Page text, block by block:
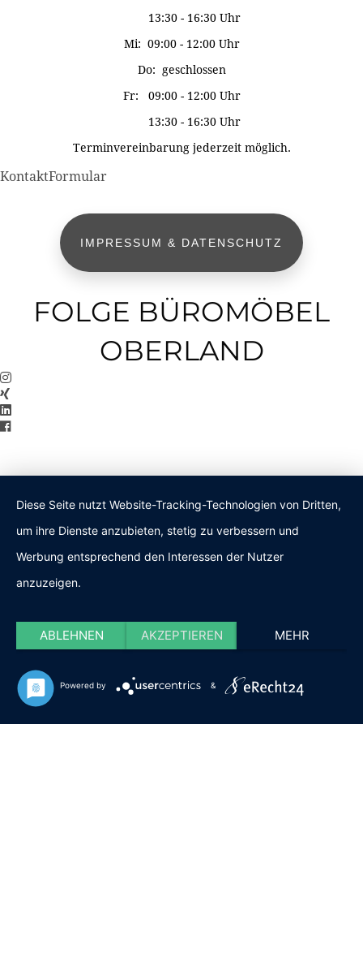
13:30 - 16:30 Uhr
Mi: 09:00 - 12:00 Uhr
Do: geschlossen
Fr: 09:00 - 12:00 Uhr
13:30 - 16:30 Uhr
Terminvereinbarung jederzeit möglich.
KontaktFormular
IMPRESSUM & DATENSCHUTZ
FOLGE BÜROMÖBEL
OBERLAND
Diese Seite nutzt Website-Tracking-Technologien von Dritten,
um ihre Dienste anzubieten, stetig zu verbessern und
Werbung entsprechend den Interessen der Nutzer
anzuzeigen.
ABLEHNEN AKZEPTIEREN MEHR
Powered by &